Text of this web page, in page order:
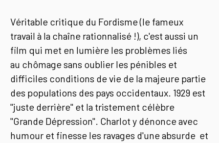
Véritable critique du Fordisme (le fameux
travail à la chaîne rationnalisé !), c'est aussi un
film qui met en lumière les problèmes liés
au chômage sans oublier les pénibles et
difficiles conditions de vie de la majeure partie
des populations des pays occidentaux. 1929 est
"juste derrière" et la tristement célèbre
"Grande Dépression". Charlot y dénonce avec
humour et finesse les ravages d'une absurde et